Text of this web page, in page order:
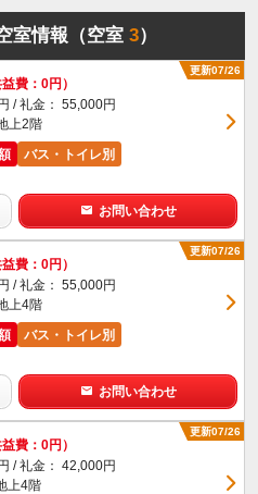
室情報（空室3）
更新07/26
益費：0円）
/ 礼金： 55,000円
上2階
バス・トイレ別
お問い合わせ
更新07/26
益費：0円）
/ 礼金： 55,000円
上4階
バス・トイレ別
お問い合わせ
更新07/26
益費：0円）
/ 礼金： 42,000円
上4階